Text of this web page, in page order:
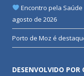
Encontro pela
agosto de 2026
Porto de Moz é
DESENVOLVIDO POR